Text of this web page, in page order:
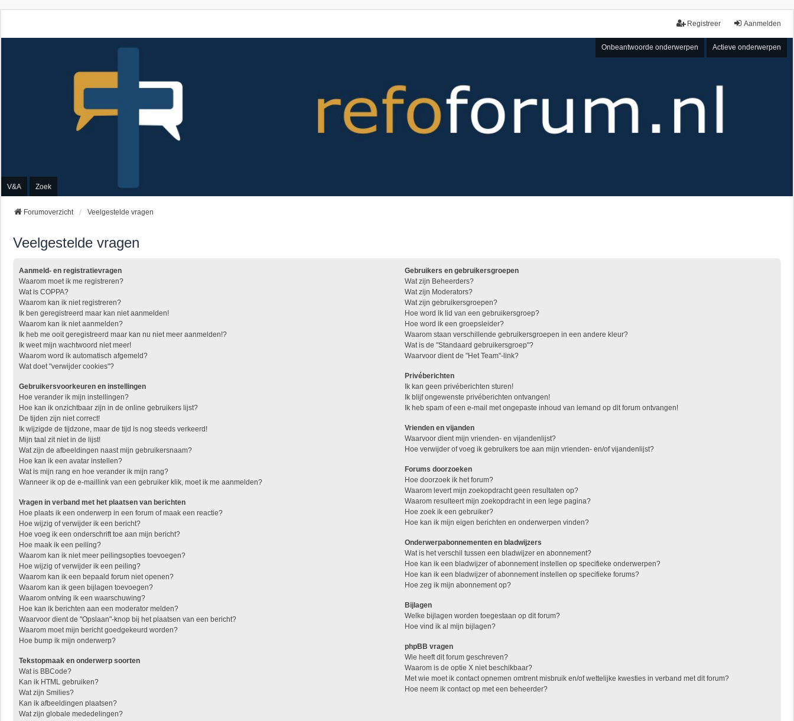
Aanmelden
Registreer
Onbeantwoorde onderwerpen Actieve onderwerpen
V&A Zoek
Forumoverzicht Veelgestelde vragen
Veelgestelde vragen
Aanmeld- en registratievragen
Waarom moet ik me registreren?
Wat is COPPA?
Waarom kan ik niet registreren?
Ik ben geregistreerd maar kan niet aanmelden!
Waarom kan ik niet aanmelden?
Ik heb me ooit geregistreerd maar kan nu niet meer aanmelden!?
Ik weet mijn wachtwoord niet meer!
Waarom word ik automatisch afgemeld?
Wat doet "verwijder cookies"?
Gebruikersvoorkeuren en instellingen
Hoe verander ik mijn instellingen?
Hoe kan ik onzichtbaar zijn in de online gebruikers lijst?
De tijden zijn niet correct!
Ik wijzigde de tijdzone, maar de tijd is nog steeds verkeerd!
Mijn taal zit niet in de lijst!
Wat zijn de afbeeldingen naast mijn gebruikersnaam?
Hoe kan ik een avatar instellen?
Wat is mijn rang en hoe verander ik mijn rang?
Wanneer ik op de e-maillink van een gebruiker klik, moet ik me aanmelden?
Vragen in verband met het plaatsen van berichten
Hoe plaats ik een onderwerp in een forum of maak een reactie?
Hoe wijzig of verwijder ik een bericht?
Hoe voeg ik een onderschrift toe aan mijn bericht?
Hoe maak ik een peiling?
Waarom kan ik niet meer peilingsopties toevoegen?
Hoe wijzig of verwijder ik een peiling?
Waarom kan ik een bepaald forum niet openen?
Waarom kan ik geen bijlagen toevoegen?
Waarom ontving ik een waarschuwing?
Hoe kan ik berichten aan een moderator melden?
Waarvoor dient de "Opslaan"-knop bij het plaatsen van een bericht?
Waarom moet mijn bericht goedgekeurd worden?
Hoe bump ik mijn onderwerp?
Tekstopmaak en onderwerp soorten
Wat is BBCode?
Kan ik HTML gebruiken?
Wat zijn Smilies?
Kan ik afbeeldingen plaatsen?
Wat zijn globale mededelingen?
Gebruikers en gebruikersgroepen
Wat zijn Beheerders?
Wat zijn Moderators?
Wat zijn gebruikersgroepen?
Hoe word ik lid van een gebruikersgroep?
Hoe word ik een groepsleider?
Waarom staan verschillende gebruikersgroepen in een andere kleur?
Wat is de "Standaard gebruikersgroep"?
Waarvoor dient de "Het Team"-link?
Privéberichten
Ik kan geen privéberichten sturen!
Ik blijf ongewenste privéberichten ontvangen!
Ik heb spam of een e-mail met ongepaste inhoud van iemand op dit forum ontvangen!
Vrienden en vijanden
Waarvoor dient mijn vrienden- en vijandenlijst?
Hoe verwijder of voeg ik gebruikers toe aan mijn vrienden- en/of vijandenlijst?
Forums doorzoeken
Hoe doorzoek ik het forum?
Waarom levert mijn zoekopdracht geen resultaten op?
Waarom resulteert mijn zoekopdracht in een lege pagina?
Hoe zoek ik een gebruiker?
Hoe kan ik mijn eigen berichten en onderwerpen vinden?
Onderwerpabonnementen en bladwijzers
Wat is het verschil tussen een bladwijzer en abonnement?
Hoe kan ik een bladwijzer of abonnement instellen op specifieke onderwerpen?
Hoe kan ik een bladwijzer of abonnement instellen op specifieke forums?
Hoe zeg ik mijn abonnement op?
Bijlagen
Welke bijlagen worden toegestaan op dit forum?
Hoe vind ik al mijn bijlagen?
phpBB vragen
Wie heeft dit forum geschreven?
Waarom is de optie X niet beschikbaar?
Met wie moet ik contact opnemen omtrent misbruik en/of wettelijke kwesties in verband met dit forum?
Hoe neem ik contact op met een beheerder?